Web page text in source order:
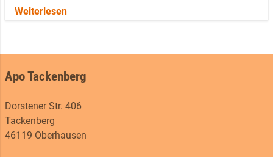
Weiterlesen
Apo Tackenberg
Dorstener Str. 406
Tackenberg
46119 Oberhausen